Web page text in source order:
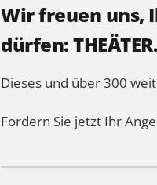
Wir freuen uns,
dürfen: THEÄTER.
Dieses und über 300
Fordern Sie jetzt Ihr